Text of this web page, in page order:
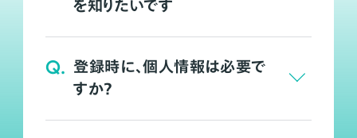
を知りたいです
Q. 登録時に、個人情報は必要で
すか？